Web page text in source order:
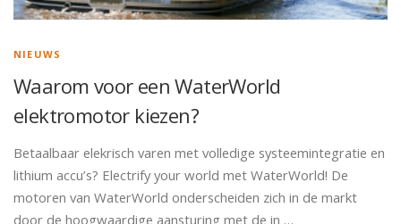
NIEUWS
Waarom voor een WaterWorld
elektromotor kiezen?
Betaalbaar elekrisch varen met volledige systeemintegratie en
lithium accu’s? Electrify your world met WaterWorld! De
motoren van WaterWorld onderscheiden zich in de markt
door de hoogwaardige aansturing met de in …